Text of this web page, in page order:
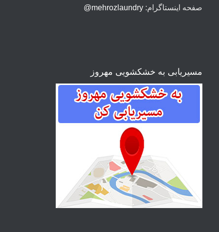
صفحه اینستاگرام: mehrozlaundry@
مسیریابی به خشکشویی مهروز